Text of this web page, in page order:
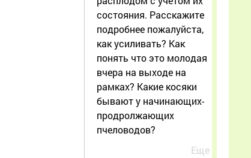
состояния. Расскажите
подробнее пожалуйста,
как усиливать? Как
понять что это молодая
вчера на выходе на
рамках? Какие косяки
бывают у начинающих-
продролжающих
пчеловодов?
Еще